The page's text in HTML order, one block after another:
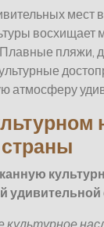
мест
восхищает
пляжи,
атмосферу
страны